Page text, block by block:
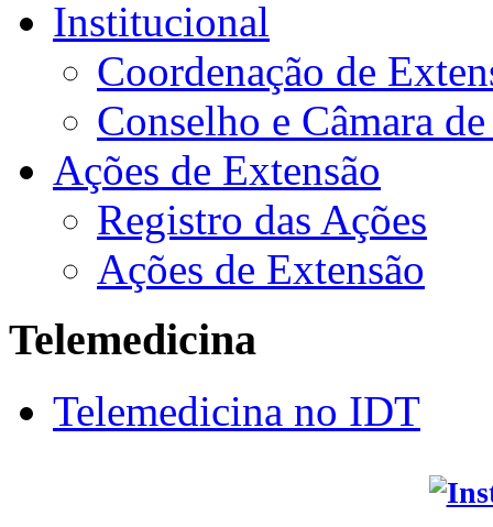
Institucional
Coordenação de
Conselho e Câmara
Ações de Extensão
Registro das Ações
Ações de Extensão
Telemedicina
Telemedicina no IDT